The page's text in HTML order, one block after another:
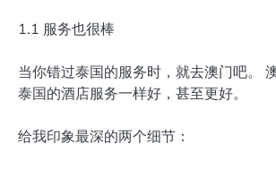
1.1 服务也很棒
当你错过泰国的服务时，就去澳门吧。
泰国的酒店服务一样好，甚至更好。
给我印象最深的两个细节：